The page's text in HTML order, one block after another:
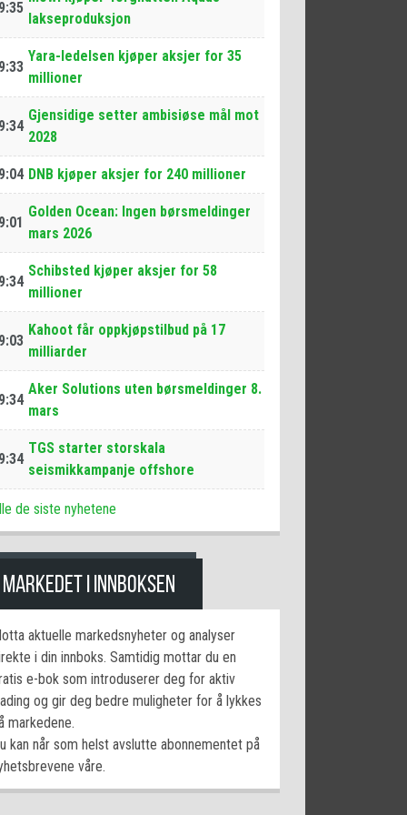
lakseproduksjon
Yara-ledelsen kjøper aksjer for 35
millioner
Gjensidige setter ambisiøse mål mot
2028
DNB kjøper aksjer for 240 millioner
Golden Ocean: Ingen børsmeldinger
mars 2026
Schibsted kjøper aksjer for 58
millioner
Kahoot får oppkjøpstilbud på 17
milliarder
Aker Solutions uten børsmeldinger 8.
mars
TGS starter storskala
seismikkampanje offshore
de siste nyhetene
MARKEDET I INNBOKSEN
aktuelle markedsnyheter og analyser
i din innboks. Samtidig mottar du en
e-bok som introduserer deg for aktiv
og gir deg bedre muligheter for å lykkes
markedene.
kan når som helst avslutte abonnementet på
våre.